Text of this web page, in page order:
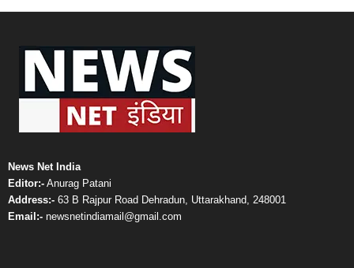
News Net India
Editor:- Anurag Patani
Address:- 63 B Rajpur Road Dehradun, Uttarakhand, 248001
Email:- newsnetindiamail@gmail.com